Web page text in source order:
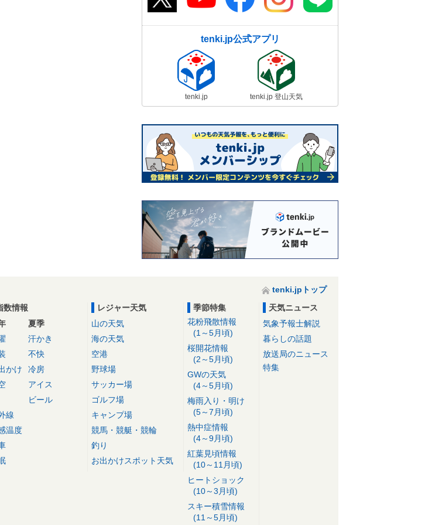
tenki.jp公式アプリ
tenki.jp tenki.jp 登山天気
tenki.jpトップ
数情報
かけ
線
温度
夏季
汗かき
不快
冷房
アイス
ビール
レジャー天気
山の天気
海の天気
空港
野球場
サッカー場
ゴルフ場
キャンプ場
競馬・競艇・競輪
釣り
お出かけスポット天気
季節特集
花粉飛散情報
(1～5月頃)
桜開花情報
(2～5月頃)
GWの天気
(4～5月頃)
梅雨入り・明け
(5～7月頃)
熱中症情報
(4～9月頃)
紅葉見頃情報
(10～11月頃)
ヒートショック
(10～3月頃)
スキー積雪情報
(11～5月頃)
天気ニュース
気象予報士解説
暮らしの話題
放送局のニュース
特集